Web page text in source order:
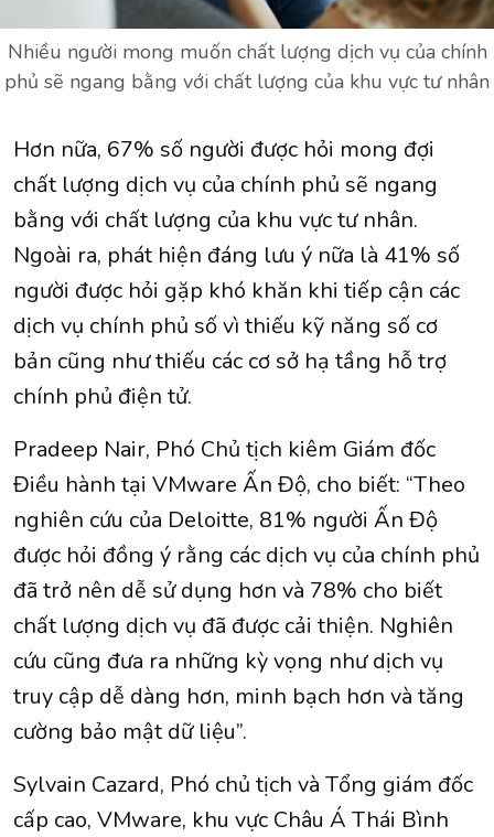
Nhiều người mong muốn chất lượng dịch vụ của chính
phủ sẽ ngang bằng với chất lượng của khu vực tư nhân
Hơn nữa, 67% số người được hỏi mong đợi
chất lượng dịch vụ của chính phủ sẽ ngang
bằng với chất lượng của khu vực tư nhân.
Ngoài ra, phát hiện đáng lưu ý nữa là 41% số
người được hỏi gặp khó khăn khi tiếp cận các
dịch vụ chính phủ số vì thiếu kỹ năng số cơ
bản cũng như thiếu các cơ sở hạ tầng hỗ trợ
chính phủ điện tử.
Pradeep Nair, Phó Chủ tịch kiêm Giám đốc
Điều hành tại VMware Ấn Độ, cho biết: “Theo
nghiên cứu của Deloitte, 81% người Ấn Độ
được hỏi đồng ý rằng các dịch vụ của chính phủ
đã trở nên dễ sử dụng hơn và 78% cho biết
chất lượng dịch vụ đã được cải thiện. Nghiên
cứu cũng đưa ra những kỳ vọng như dịch vụ
truy cập dễ dàng hơn, minh bạch hơn và tăng
cường bảo mật dữ liệu”.
Sylvain Cazard, Phó chủ tịch và Tổng giám đốc
cấp cao, VMware, khu vực Châu Á Thái Bình